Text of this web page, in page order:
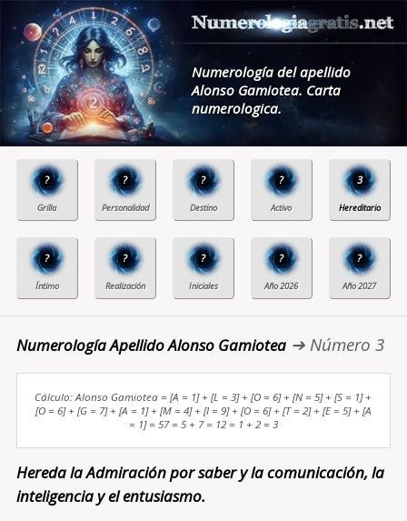
Numerología del apellido
Alonso Gamiotea. Carta
numerologica.
? ? ? ? 3
? ? ? ? ?
Numerología Apellido Alonso Gamiotea➔ Número 3
Cálculo: Alonso Gamiotea = [A = 1] + [L = 3] + [O = 6] + [N = 5] + [S = 1] +
[O = 6] + [G = 7] + [A = 1] + [M = 4] + [I = 9] + [O = 6] + [T = 2] + [E = 5] + [A
= 1] = 57 = 5 + 7 = 12 = 1 + 2 = 3
Hereda la Admiración por saber y la comunicación, la
inteligencia y el entusiasmo.